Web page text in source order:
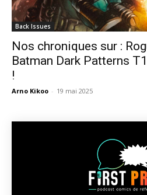
Back Issues
Nos chroniques sur :
Batman Dark Patterns
!
Arno Kikoo - 19 mai 2025